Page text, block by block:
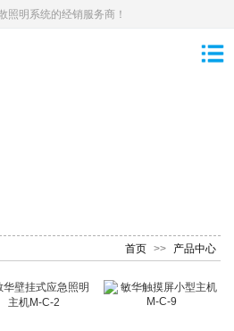
照明系统的经销服务商！
首页 >> 产品中心